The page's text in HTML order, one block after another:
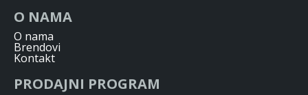
O NAMA
O nama
Brendovi
Kontakt
PRODAJNI PROGRAM